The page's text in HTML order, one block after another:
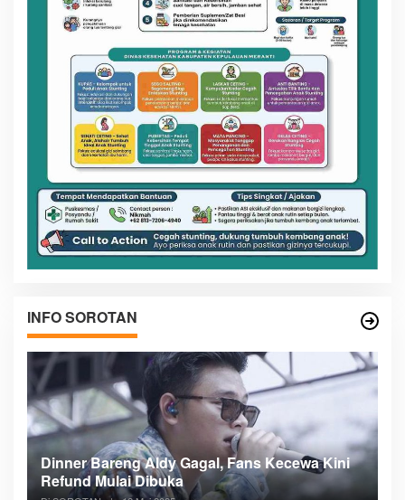
INFO SOROTAN
Dinner Bareng Aldy Gagal, Fans Kecewa Kini
Refund Mulai Dibuka